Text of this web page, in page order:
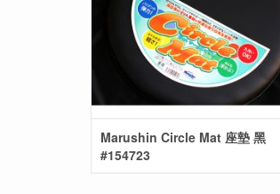
Marushin Circle Mat 座墊 黑
#154723